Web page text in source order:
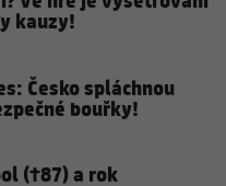
kauzy!
Česko spláchnou
bouřky!
(†87) a rok